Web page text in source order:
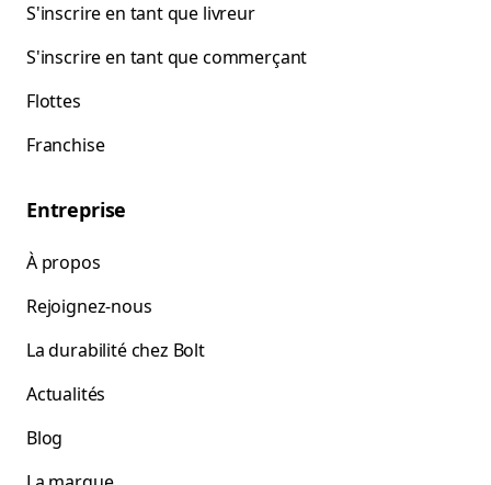
S'inscrire en tant que livreur
S'inscrire en tant que commerçant
Flottes
Franchise
Entreprise
À propos
Rejoignez-nous
La durabilité chez Bolt
Actualités
Blog